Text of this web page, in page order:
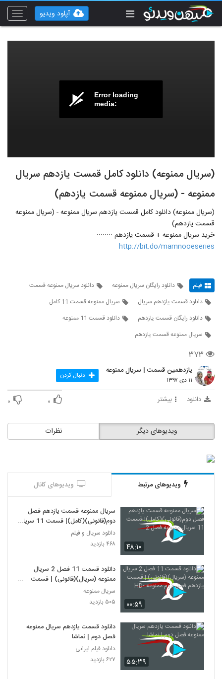
Toggle
آپلود ویدیو
Error loading
media:
(سریال ممنوعه) دانلود کامل قمست یازدهم سریال
ممنوعه - (سریال ممنوعه قسمت یازدهم)
(سریال ممنوعه) دانلود کامل قمست یازدهم سریال ممنوعه - (سریال ممنوعه
قسمت یازدهم)
خرید سریال ممنوعه + قسمت یازدهم ::::::::
http://bit.do/mamnooeseries
فیلم دانلود رایگان سریال ممنوعه
دانلود سریال ممنوعه قسمت
دانلود قسمت یازدهم سریال
سریال ممنوعه قسمت 11 کامل
دانلود رایگان قسمت یازدهم
دانلود قسمت 11 ممنوعه
سریال ممنوعه قسمت یازدهم
۳۷۳
یازدهمین قسمت | سریال ممنوعه
۱۱ دی ۱۳۹۷ دنبال کردن
دانلود بیشتر ۰ ۰
نظرات ویدیوهای دیگر
ویدیوهای مرتبط ویدیوهای کانال
۴۸:۱۰
سریال ممنوعه قسمت یازدهم فصل
دوم(قانونی)(کامل)| قسمت 11 سریال
ممنوعه فصل 2
دانلود سریال و فیلم
۴۶۸ بازدید
۰۰:۵۹
دانلود قسمت 11 فصل 2 سریال
ممنوعه (سریال)(قانونی) | قسمت
یازدهم فصل دوم ممنوعه -HD
سریال ممنوعه
۵۰۵ بازدید
۵۵:۳۹
دانلود قسمت یازدهم سریال ممنوعه
فصل دوم | نماشا
دانلود فیلم ایرانی
۶۲۷ بازدید